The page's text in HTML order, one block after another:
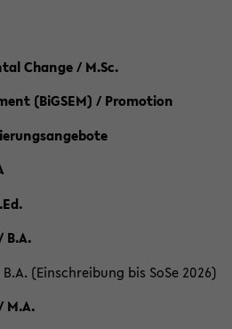
Change / M.Sc.
(BiGSEM) / Promotion
B.A.
(Einschreibung bis SoSe 2026)
M.A.